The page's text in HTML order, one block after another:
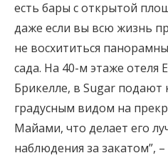
есть бары с открытой
даже если вы всю жизнь
не восхититься
сада. На 40-м этаже отеля
Брикелле, в Sugar подают
градусным видом на
Майами, что делает его
наблюдения за закатом”,